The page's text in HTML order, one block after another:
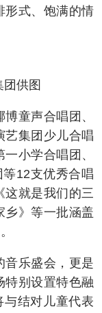
形式、饱满的情
供图
童声合唱团、
艺集团少儿合唱
小学合唱团、
12支优秀合唱
这就是我们的三
乡》等一批涵盖
乐盛会，更是
特别设置特色融
与结对儿童代表